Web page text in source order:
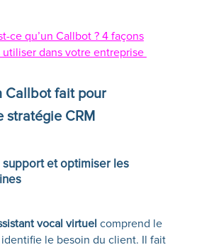
ce qu’un Callbot ? 4 façons
dans votre entreprise
Callbotfait pour
stratégie CRM
support et optimiser les
vocal virtuel comprend le
le besoin du client. Il fait